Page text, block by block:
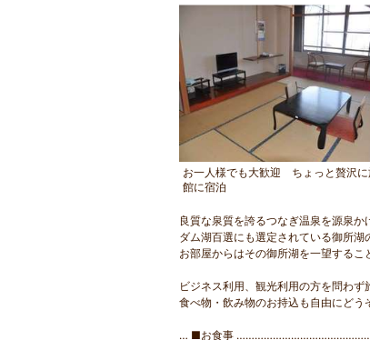
お一人様でも大歓迎 ちょっと贅沢に
館に宿泊
良質な泉質を誇るつなぎ温泉を源泉か
ダム湖百選にも選定されている御所湖
お部屋からはその御所湖を一望するこ
ビジネス利用、観光利用の方を問わず
食べ物・飲み物のお持込も自由にど
… ■お食事